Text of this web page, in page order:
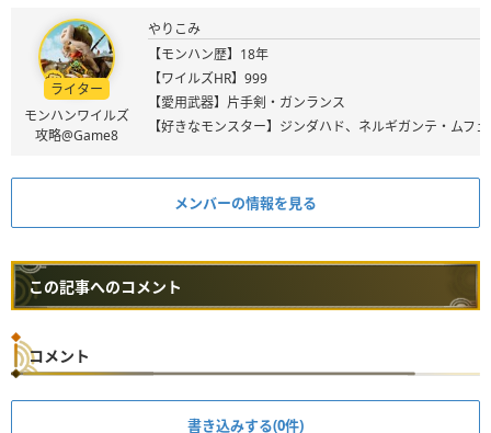
ライター
モンハンワイルズ
攻略@Game8
やりこみ
【モンハン歴】18年
【ワイルズHR】999
【愛用武器】片手剣・ガンランス
【好きなモンスター】ジンダハド、ネルギガンテ・ムフ
メンバーの情報を見る
この記事へのコメント
コメント
書き込みする(0件)